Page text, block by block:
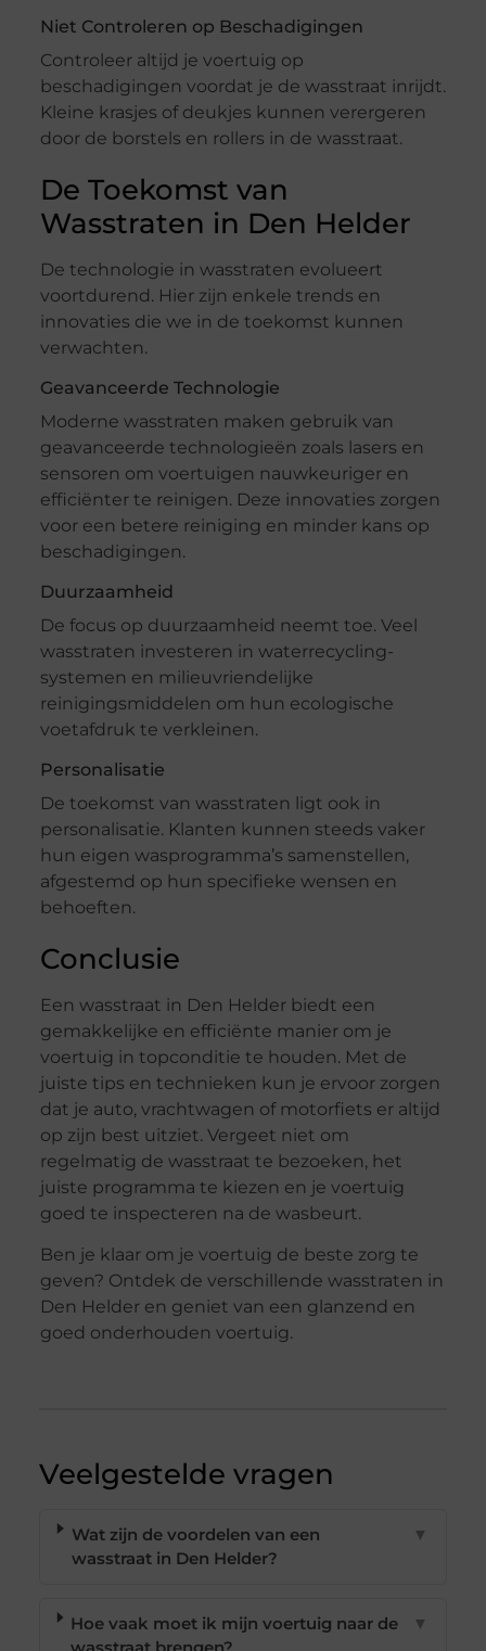
Niet Controleren op Beschadigingen
Controleer altijd je voertuig op
beschadigingen voordat je de wasstraat inrijdt.
Kleine krasjes of deukjes kunnen verergeren
door de borstels en rollers in de wasstraat.
De Toekomst van
Wasstraten in Den Helder
De technologie in wasstraten evolueert
voortdurend. Hier zijn enkele trends en
innovaties die we in de toekomst kunnen
verwachten.
Geavanceerde Technologie
Moderne wasstraten maken gebruik van
geavanceerde technologieën zoals lasers en
sensoren om voertuigen nauwkeuriger en
efficiënter te reinigen. Deze innovaties zorgen
voor een betere reiniging en minder kans op
beschadigingen.
Duurzaamheid
De focus op duurzaamheid neemt toe. Veel
wasstraten investeren in waterrecycling-
systemen en milieuvriendelijke
reinigingsmiddelen om hun ecologische
voetafdruk te verkleinen.
Personalisatie
De toekomst van wasstraten ligt ook in
personalisatie. Klanten kunnen steeds vaker
hun eigen wasprogramma’s samenstellen,
afgestemd op hun specifieke wensen en
behoeften.
Conclusie
Een wasstraat in Den Helder biedt een
gemakkelijke en efficiënte manier om je
voertuig in topconditie te houden. Met de
juiste tips en technieken kun je ervoor zorgen
dat je auto, vrachtwagen of motorfiets er altijd
op zijn best uitziet. Vergeet niet om
regelmatig de wasstraat te bezoeken, het
juiste programma te kiezen en je voertuig
goed te inspecteren na de wasbeurt.
Ben je klaar om je voertuig de beste zorg te
geven? Ontdek de verschillende wasstraten in
Den Helder en geniet van een glanzend en
goed onderhouden voertuig.
Veelgestelde vragen
Wat zijn de voordelen van een
wasstraat in Den Helder?
▼
Hoe vaak moet ik mijn voertuig naar de
▼